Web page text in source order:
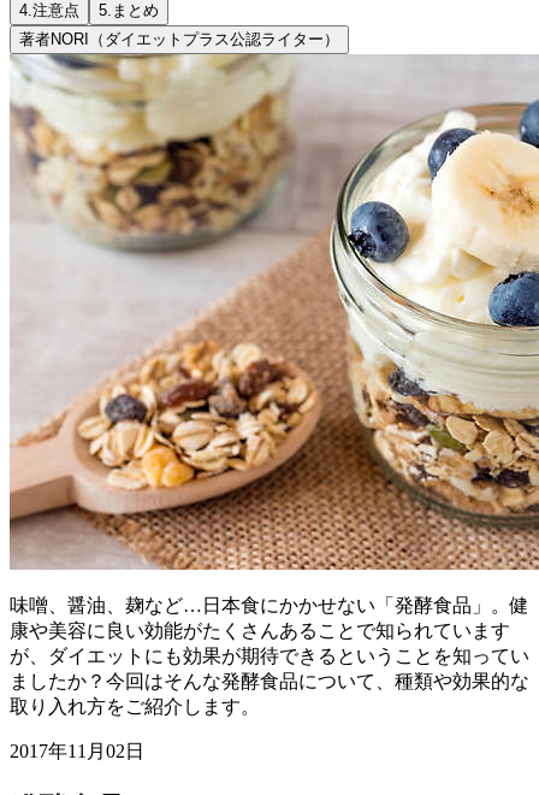
4.注意点 5. まとめ
著者NORI（ダイエットプラス公認ライター）
味噌、醤油、麹など…日本食にかかせない「発酵食品」。健
康や美容に良い効能がたくさんあることで知られています
が、ダイエットにも効果が期待できるということを知ってい
ましたか？今回はそんな発酵食品について、種類や効果的な
取り入れ方をご紹介します。
2017年11月02日